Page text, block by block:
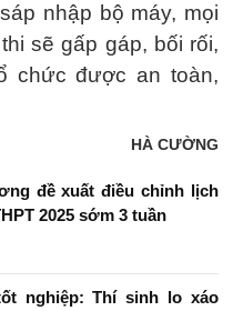
nhập bộ máy, mọi
sẽ gấp gáp, bối rối,
chức được an toàn,
HÀ CƯỜNG
đề xuất điều chỉnh lịch
2025 sớm 3 tuần
nghiệp: Thí sinh lo xáo